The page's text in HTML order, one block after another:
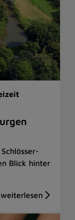
Blick hinter